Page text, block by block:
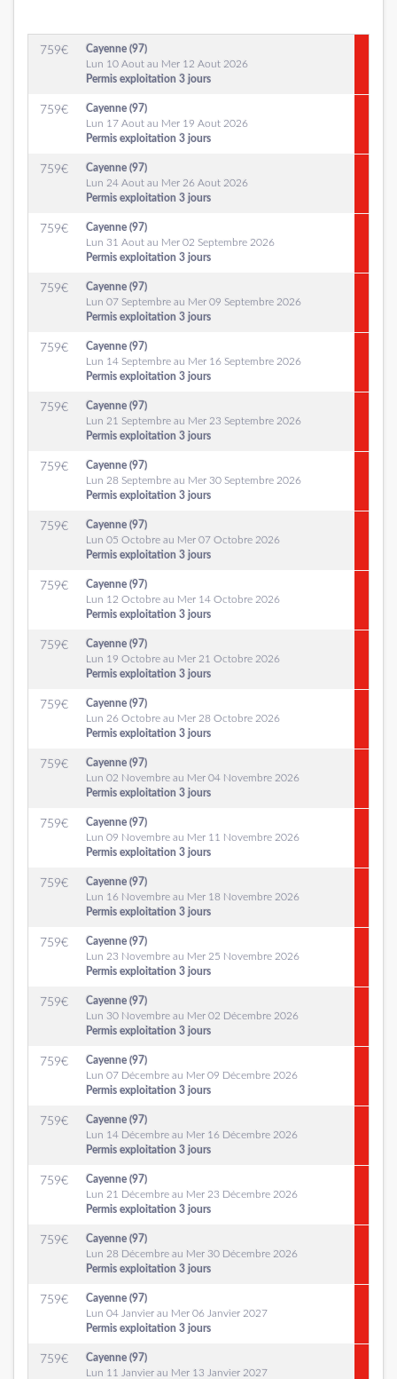
759€
Cayenne (97)
Lun 10 Aout au Mer 12 Aout 2026
Permis exploitation 3 jours
759€
Cayenne (97)
Lun 17 Aout au Mer 19 Aout 2026
Permis exploitation 3 jours
759€
Cayenne (97)
Lun 24 Aout au Mer 26 Aout 2026
Permis exploitation 3 jours
759€
Cayenne (97)
Lun 31 Aout au Mer 02 Septembre 2026
Permis exploitation 3 jours
759€
Cayenne (97)
Lun 07 Septembre au Mer 09 Septembre 2026
Permis exploitation 3 jours
759€
Cayenne (97)
Lun 14 Septembre au Mer 16 Septembre 2026
Permis exploitation 3 jours
759€
Cayenne (97)
Lun 21 Septembre au Mer 23 Septembre 2026
Permis exploitation 3 jours
759€
Cayenne (97)
Lun 28 Septembre au Mer 30 Septembre 2026
Permis exploitation 3 jours
759€
Cayenne (97)
Lun 05 Octobre au Mer 07 Octobre 2026
Permis exploitation 3 jours
759€
Cayenne (97)
Lun 12 Octobre au Mer 14 Octobre 2026
Permis exploitation 3 jours
759€
Cayenne (97)
Lun 19 Octobre au Mer 21 Octobre 2026
Permis exploitation 3 jours
759€
Cayenne (97)
Lun 26 Octobre au Mer 28 Octobre 2026
Permis exploitation 3 jours
759€
Cayenne (97)
Lun 02 Novembre au Mer 04 Novembre 2026
Permis exploitation 3 jours
759€
Cayenne (97)
Lun 09 Novembre au Mer 11 Novembre 2026
Permis exploitation 3 jours
759€
Cayenne (97)
Lun 16 Novembre au Mer 18 Novembre 2026
Permis exploitation 3 jours
759€
Cayenne (97)
Lun 23 Novembre au Mer 25 Novembre 2026
Permis exploitation 3 jours
759€
Cayenne (97)
Lun 30 Novembre au Mer 02 Décembre 2026
Permis exploitation 3 jours
759€
Cayenne (97)
Lun 07 Décembre au Mer 09 Décembre 2026
Permis exploitation 3 jours
759€
Cayenne (97)
Lun 14 Décembre au Mer 16 Décembre 2026
Permis exploitation 3 jours
759€
Cayenne (97)
Lun 21 Décembre au Mer 23 Décembre 2026
Permis exploitation 3 jours
759€
Cayenne (97)
Lun 28 Décembre au Mer 30 Décembre 2026
Permis exploitation 3 jours
759€
Cayenne (97)
Lun 04 Janvier au Mer 06 Janvier 2027
Permis exploitation 3 jours
759€
Cayenne (97)
Lun 11 Janvier au Mer 13 Janvier 2027